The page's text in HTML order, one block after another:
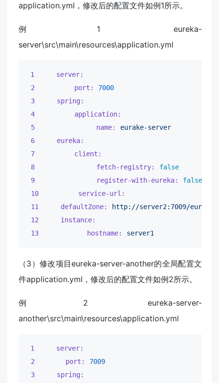
application.yml，修改后的配置文件如例1所示。
例1 eureka-
server\src\main\resources\application.yml
1     server:
2         port:
7000
3     spring:
4         application:
5              name:
eurake-server
6     eureka:
7         client:
8              fetch-registry:
false
9              register-with-eureka:
false
10         service-url:
11     defaultZone:
http://server2:7009/eureka/
12     instance:
13           hostname:
server1
（3）修改项目eureka-server-another的全局配置文
件application.yml，修改后的配置文件如例2所示。
例2 eureka-server-
another\src\main\resources\application.yml
1     server:
2       port:
7009
3     spring: